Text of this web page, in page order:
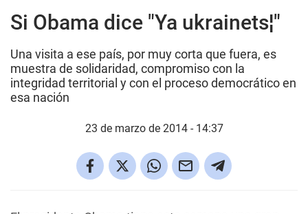
Si Obama dice "Ya ukrainets¦"
Una visita a ese país, por muy corta que fuera, es
muestra de solidaridad, compromiso con la
integridad territorial y con el proceso democrático en
esa nación
23 de marzo de 2014 - 14:37